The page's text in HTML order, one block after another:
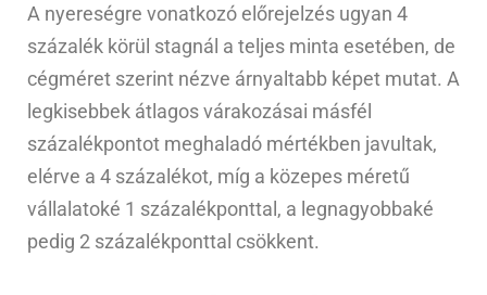
A nyereségre vonatkozó előrejelzés ugyan 4
százalék körül stagnál a teljes minta esetében, de
cégméret szerint nézve árnyaltabb képet mutat. A
legkisebbek átlagos várakozásai másfél
százalékpontot meghaladó mértékben javultak,
elérve a 4 százalékot, míg a közepes méretű
vállalatoké 1 százalékponttal, a legnagyobbaké
pedig 2 százalékponttal csökkent.